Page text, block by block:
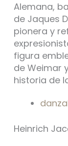
Alemana,
de Jaques
pionera y
figura
de Weimar
historia de
Heinrich